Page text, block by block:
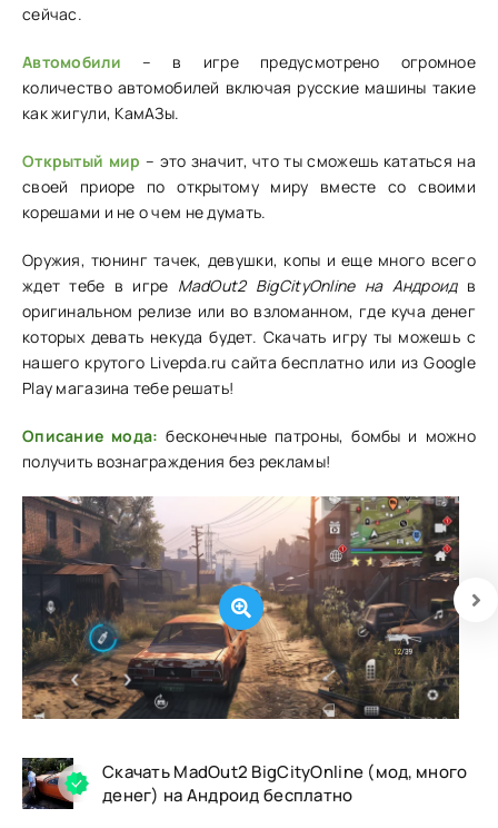
сейчас.
Автомобили
– в игре предусмотрено огромное
количество автомобилей включая русские машины такие
как жигули, КамАЗы.
Открытый мир – это значит, что ты сможешь кататься на
своей приоре по открытому миру вместе со своими
корешами и не о чем не думать.
Оружия, тюнинг тачек, девушки, копы и еще много всего
ждет тебе в игре MadOut2 BigCityOnline на Андроидв
оригинальном релизе или во взломанном, где куча денег
которых девать некуда будет. Скачать игру ты можешь с
нашего крутого Livepda.ru сайта бесплатно или из Google
Play магазина тебе решать!
Описание мода: бесконечные патроны, бомбы и можно
получить вознаграждения без рекламы!
Скачать MadOut2 BigCityOnline (мод, много
денег) на Андроид бесплатно